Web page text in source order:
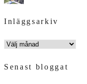
Inläggsarkiv
INLÄGGSARKIV
Senast bloggat